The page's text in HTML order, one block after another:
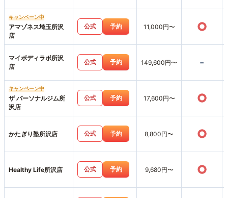
キャンペーン中
アマゾネス埼玉所沢
店
公式 予約 11,000円〜 ○
マイボディラボ所沢
店
公式 予約 149,600円〜 -
キャンペーン中
ザ パーソナルジム所
沢店
公式 予約 17,600円〜 ○
かたぎり塾所沢店 公式 予約 8,800円〜 ○
Healthy Life所沢店 公式 予約 9,680円〜 ○